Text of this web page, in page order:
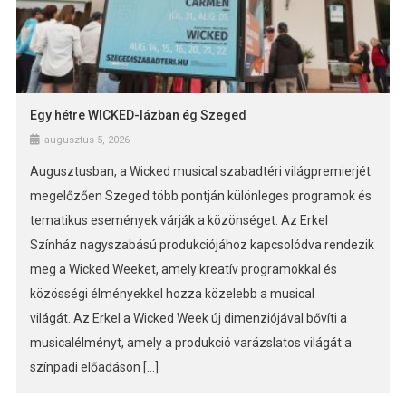
Egy hétre WICKED-lázban ég Szeged
augusztus 5, 2026
Augusztusban, a Wicked musical szabadtéri világpremierjét
megelőzően Szeged több pontján különleges programok és
tematikus események várják a közönséget. Az Erkel
Színház nagyszabású produkciójához kapcsolódva rendezik
meg a Wicked Weeket, amely kreatív programokkal és
közösségi élményekkel hozza közelebb a musical
világát. Az Erkel a Wicked Week új dimenziójával bővíti a
musicalélményt, amely a produkció varázslatos világát a
színpadi előadáson […]